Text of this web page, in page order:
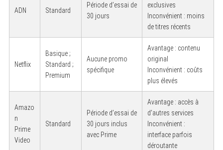
ADN Standard
Période d’essai de
30 jours
exclusives
Inconvénient : moins
de titres récents
Netflix
Basique ;
Standard ;
Premium
Aucune promo
spécifique
Avantage : contenu
original
Inconvénient : coûts
plus élevés
Amazo
n
Prime
Video
Standard
Période d’essai de
30 jours inclus
avec Prime
Avantage : accès à
d’autres services
Inconvénient :
interface parfois
déroutante